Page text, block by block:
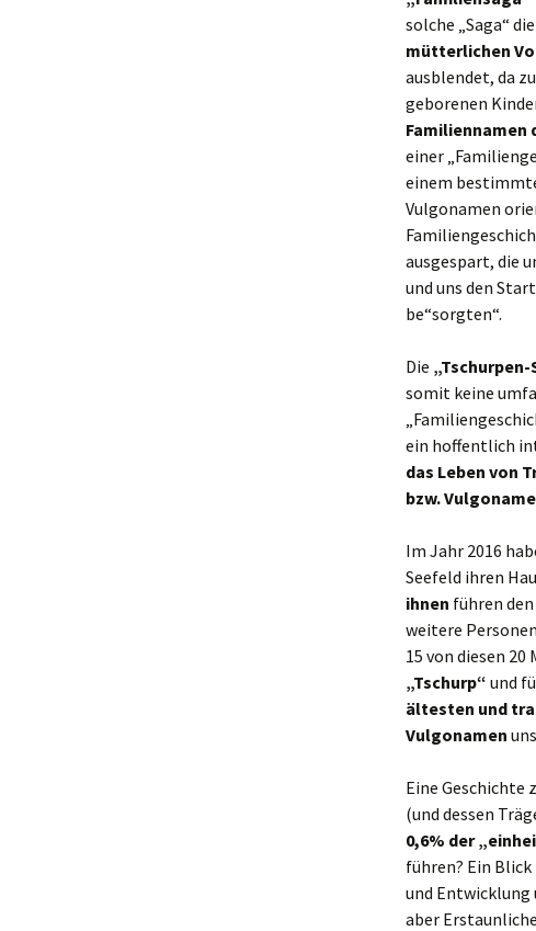
solche „Saga“ die
mütterlichen
ausblendet, da
geborenen
Familiennamen
einer
einem
Vulgonamen
ausgespart, die
und uns den
be“sorgten“.
Die „Tschurpen-
somit keine
ein hoffentlich
das Leben von
bzw.
Im Jahr 2016
Seefeld ihren
ihnen führen den
weitere
15 von diesen
„Tschurp“ und
ältesten und
Vulgonamen
Eine Geschichte
(und dessen
0,6% der
führen? Ein Blick
und Entwicklung
aber